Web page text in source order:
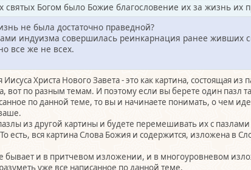
святых Богом было Божие благословение их за жизнь их
не была достаточно праведной?
индуизма совершилась реинкарнация ранее живших
все же не всех.
Христа Нового Завета - это как картина, состоящая
вот по разным темам. И поэтому если вы берете один пазл
по данной теме, то вы и начинаете понимать, о чем
из другой картины и будете перемешивать их с пазлами
есть, вся картина Слова Божия и содержится, изложена в
бывает и в притчевом изложении, и в многоуровневом
уже все написанное по данной теме.